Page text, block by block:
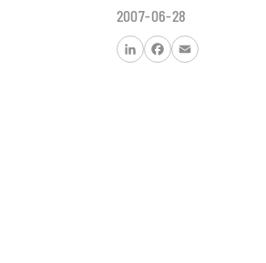
2007-06-28
FacebookEmail